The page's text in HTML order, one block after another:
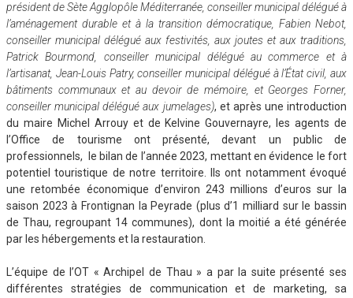
président de Sète Agglopôle Méditerranée, conseiller municipal délégué à
l’aménagement durable et à la transition démocratique, Fabien Nebot,
conseiller municipal délégué aux festivités, aux joutes et aux traditions,
Patrick Bourmond, conseiller municipal délégué au commerce et à
l’artisanat, Jean-Louis Patry, conseiller municipal délégué à l’État civil, aux
bâtiments communaux et au devoir de mémoire, et Georges Forner,
conseiller municipal délégué aux jumelages), et après une introduction
du maire Michel Arrouy et de Kelvine Gouvernayre, les agents de
l’Office de tourisme ont présenté, devant un public de
professionnels, le bilan de l’année 2023, mettant en évidence le fort
potentiel touristique de notre territoire. Ils ont notamment évoqué
une retombée économique d’environ 243 millions d’euros sur la
saison 2023 à Frontignan la Peyrade (plus d’1 milliard sur le bassin
de Thau, regroupant 14 communes), dont la moitié a été générée
par les hébergements et la restauration.
L’équipe de l’OT « Archipel de Thau » a par la suite présenté ses
différentes stratégies de communication et de marketing, sa